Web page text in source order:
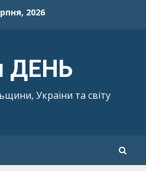
2026
ДЕНЬ
України та світу